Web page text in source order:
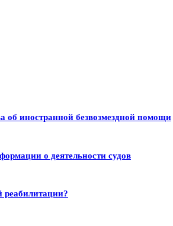
об иностранной безвозмездной помощи
о деятельности судов
реабилитации?